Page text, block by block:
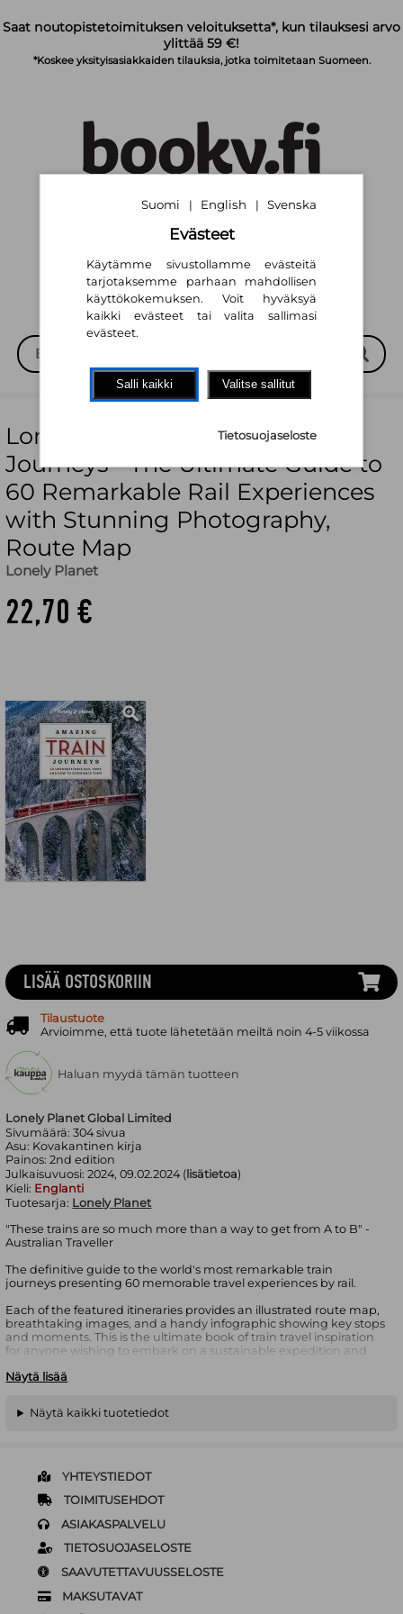
Saat noutopistetoimituksen veloituksetta*, kun tilauksesi arvo
ylittää 59 €!
*Koskee yksityisasiakkaiden tilauksia, jotka toimitetaan Suomeen.
Lonely Planet Amazing Train
Journeys - The Ultimate Guide to
60 Remarkable Rail Experiences
with Stunning Photography,
Route Map
Lonely Planet
22,70 €
Lonely Planet Global Limited
Sivumäärä:304sivua
Asu: Kovakantinen kirja
Painos:2nd edition
Julkaisuvuosi:2024, 09.02.2024 ( lisätietoa)
Kieli: Englanti
Tuotesarja: Lonely Planet
"These trains are so much more than a way to get from A to B" -
Australian Traveller
The definitive guide to the world's most remarkable train
journeys presenting 60 memorable travel experiences by rail.
Each of the featured itineraries provides an illustrated route map,
breathtaking images, and a handy infographic showing key stops
and moments. This is the ultimate book of train travel inspiration
for anyone wishing to embark on a sustainable expedition and
known gems, and those which have achieved Unesco World
Heritage status
10 incredible NEW adventures by rail including: Ferrocarril de
(Norway); The Kusttram (Belgium); Havana to Santiago de Cuba
(Cuba); Mombasa to Nairobi (Kenya); Kalka to Shimla (India);
Tokaido & Sanyo Shinkansen (Japan); Mr Henderson’s Railway
(Spain); Tangier to Marrkesh (Morocco)
Stunning photography, route map, and journey tracker
infographics so you know where to sit for the best views; when to
Näytä lisää
LISÄÄ OSTOSKORIIN
Tilaustuote
Arvioimme, että tuote lähetetään meiltä noin 4-5 viikossa
Haluan myydä tämän tuotteen
Näytä kaikki tuotetiedot
YHTEYSTIEDOT
TOIMITUSEHDOT
ASIAKASPALVELU
TIETOSUOJASELOSTE
SAAVUTETTAVUUSSELOSTE
MAKSUTAVAT
Suomi | English | Svenska
Evästeet
Käytämme sivustollamme evästeitä
tarjotaksemme parhaan mahdollisen
käyttökokemuksen. Voit hyväksyä
kaikki evästeet tai valita sallimasi
evästeet.
Salli kaikki Valitse sallitut
Tietosuojaseloste